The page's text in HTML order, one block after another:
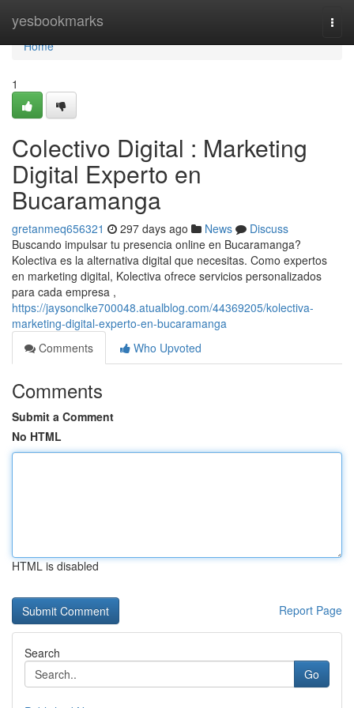
yesbookmarks
Home
Home
1
Colectivo Digital : Marketing
Digital Experto en
Bucaramanga
gretanmeq656321 297 days ago News
Discuss
Buscando impulsar tu presencia online en Bucaramanga?
Kolectiva es la alternativa digital que necesitas. Como expertos
en marketing digital, Kolectiva ofrece servicios personalizados
para cada empresa ,
https://jaysonclke700048.atualblog.com/44369205/kolectiva-
marketing-digital-experto-en-bucaramanga
Comments
Who Upvoted
Comments
Submit a Comment
No HTML
HTML is disabled
Report Page
Search
Go